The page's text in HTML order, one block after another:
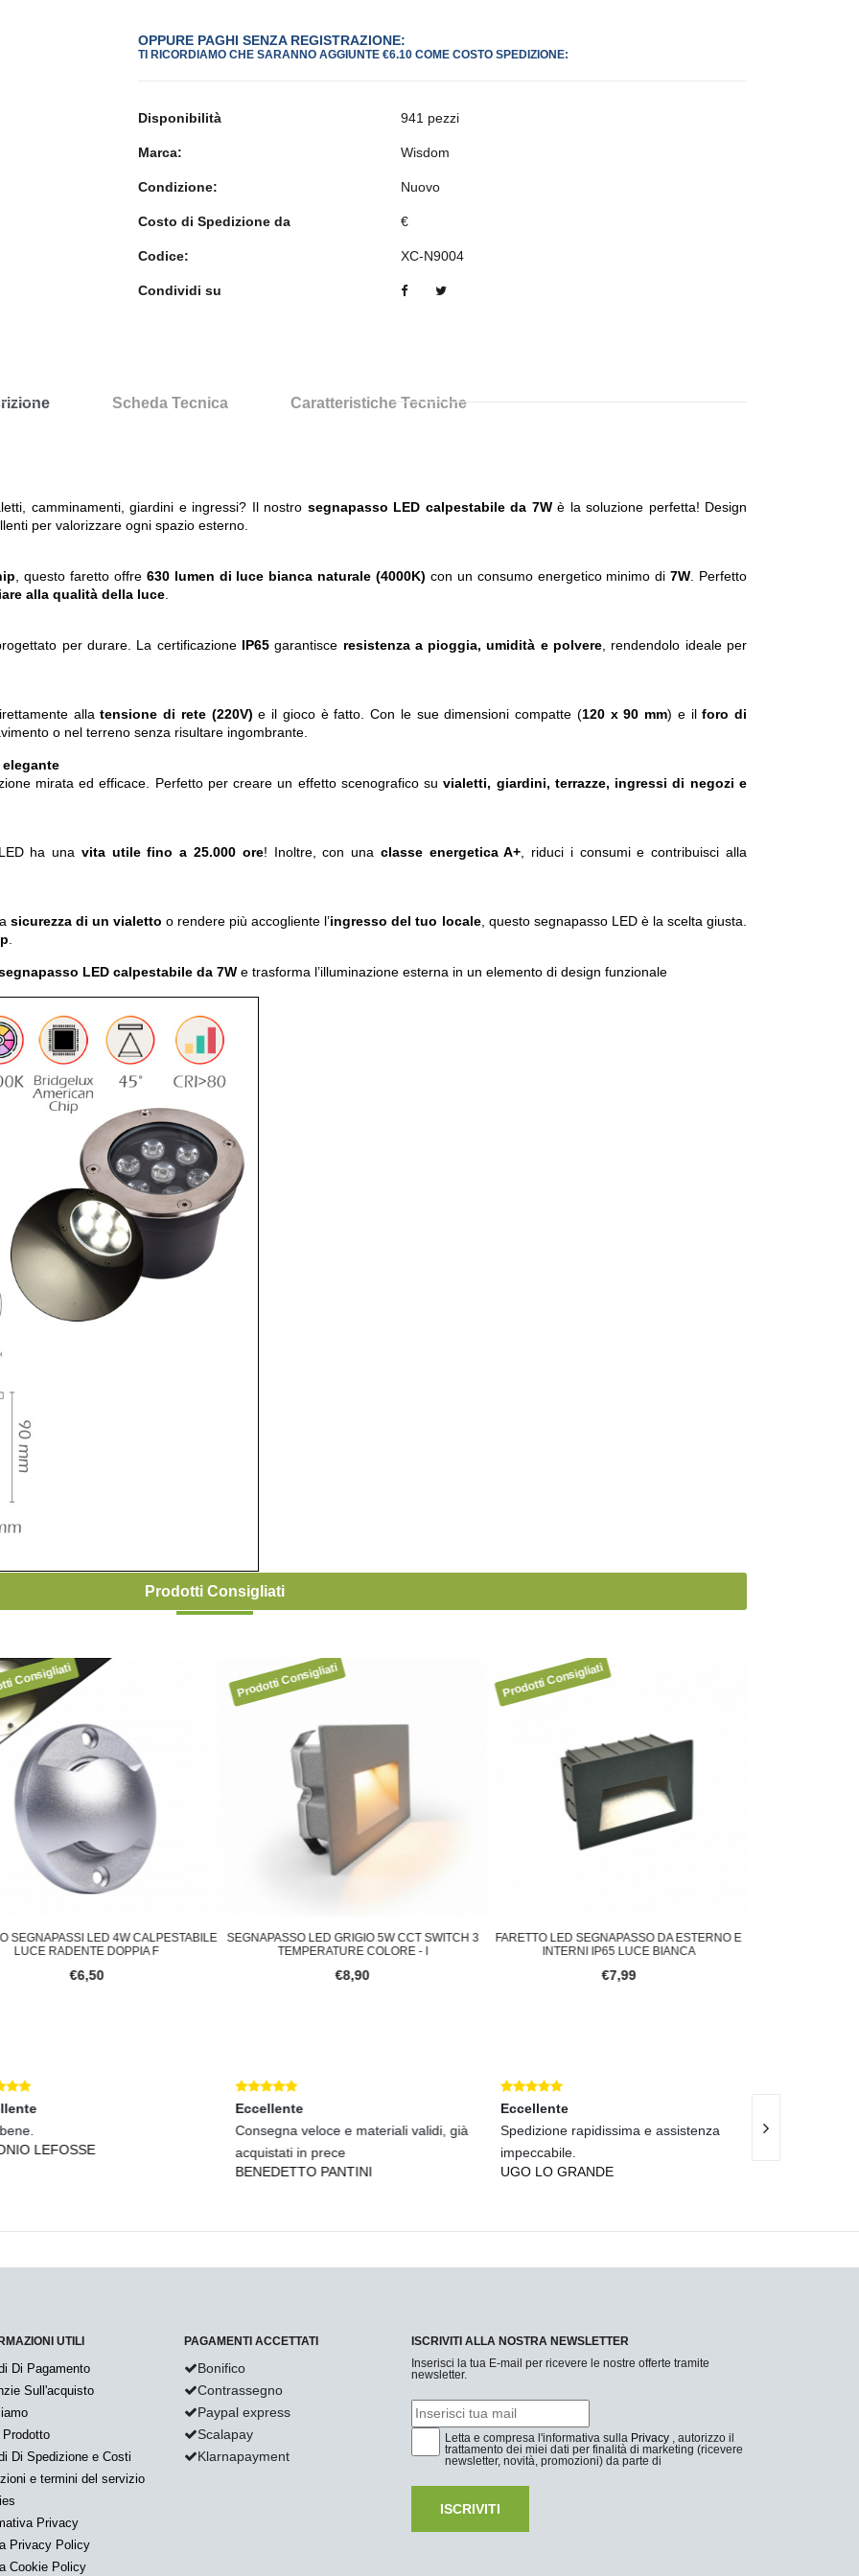
OPPURE PAGHI SENZA REGISTRAZIONE:
TI RICORDIAMO CHE SARANNO AGGIUNTE €6.10 COME COSTO SPEDIZIONE:
Disponibilità 941 pezzi
Marca: Wisdom
Condizione: Nuovo
Costo di Spedizione da €
Codice: XC-N9004
Condividi su
Scheda Tecnica Caratteristiche Tecniche
camminamenti, giardini e ingressi? Il nostro segnapasso LED calpestabile da 7Wè la soluzione perfetta! Design
per valorizzare ogni spazio esterno.
, questo faretto offre 630 lumen di luce bianca naturale (4000K) con un consumo energetico minimo di7W. Perfetto
alla qualità della luce.
per durare. La certificazione IP65garantisce resistenza a pioggia, umidità e polvere, rendendolo ideale per
allatensione di rete (220V) e il gioco è fatto. Con le sue dimensioni compatte (120 x 90 mm) e ilforo di
o nel terreno senza risultare ingombrante.
mirata ed efficace. Perfetto per creare un effetto scenografico suvialetti, giardini, terrazze, ingressi di negozi e
ha una vita utile fino a 25.000 ore! Inoltre, con una classe energetica A+, riduci i consumi e contribuisci alla
sicurezza di un vialetto o rendere più accogliente l’ingresso del tuo locale, questo segnapasso LED è la scelta giusta.
.
LED calpestabile da 7W e trasforma l’illuminazione esterna in un elemento di design funzionale
Prodotti Consigliati
SEGNAPASSI LED 4W CALPESTABILE
LUCE RADENTE DOPPIA F
€6,50
SEGNAPASSO LED GRIGIO 5W CCT SWITCH 3
TEMPERATURE COLORE - I
€8,90
FARETTO LED SEGNAPASSO DA ESTERNO E
INTERNI IP65 LUCE BIANCA
€7,99
LEFOSSE
Eccellente
Consegna veloce e materiali validi, già
acquistati in prece
BENEDETTO PANTINI
Eccellente
Spedizione rapidissima e assistenza
impeccabile.
UGO LO GRANDE
Spedizione
UTILI
Di Pagamento
Sull'acquisto
Prodotto
Di Spedizione e Costi
e termini del servizio
Privacy
Privacy Policy
Cookie Policy
PAGAMENTI ACCETTATI
Bonifico
Contrassegno
Paypal express
Scalapay
Klarnapayment
ISCRIVITI ALLA NOSTRA NEWSLETTER
Inserisci la tua E-mail per ricevere le nostre offerte tramite
newsletter.
Letta e compresa l'informativa sulla Privacy , autorizzo il
trattamento dei miei dati per finalità di marketing (ricevere
newsletter, novità, promozioni) da parte di
ISCRIVITI